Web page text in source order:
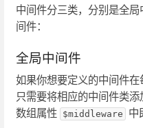
中间件分三类，分别是全
间件：
全局中间件
如果你想要定义的中间件在
只需要将相应的中间件类添
数组属性 $middleware 中